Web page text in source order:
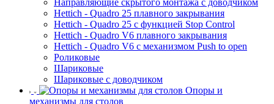
Направляющие скрытого монтажа с доводчиком
Hettich - Quadro 25 плавного закрывания
Hettich - Quadro 25 с функцией Stop Control
Hettich - Quadro V6 плавного закрывания
Hettich - Quadro V6 с механизмом Push to open
Роликовые
Шариковые
Шариковые с доводчиком
Опоры и
механизмы для столов